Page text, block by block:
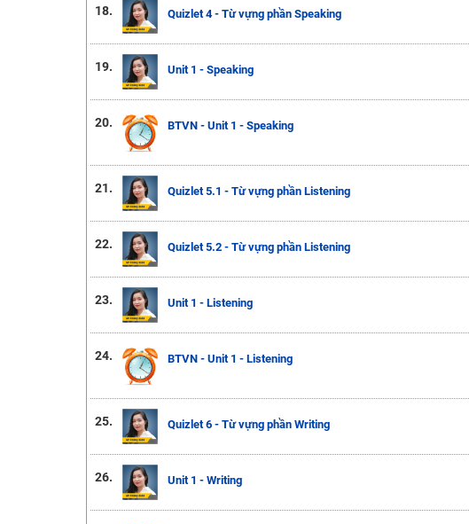
18. Quizlet 4 - Từ vựng phần Speaking
19. Unit 1 - Speaking
20. BTVN - Unit 1 - Speaking
21. Quizlet 5.1 - Từ vựng phần Listening
22. Quizlet 5.2 - Từ vựng phần Listening
23. Unit 1 - Listening
24. BTVN - Unit 1 - Listening
25. Quizlet 6 - Từ vựng phần Writing
26. Unit 1 - Writing